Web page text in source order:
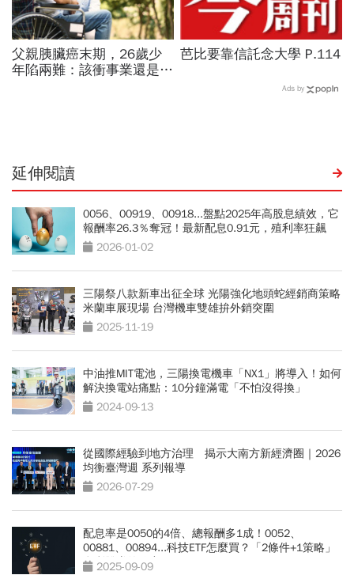
父親胰臟癌末期，26歲少
年陷兩難：該衝事業還是顧
芭比要靠信託念大學 P.114
Ads by
延伸閱讀
0056、00919、00918...盤點2025年高股息績效，它
報酬率26.3％奪冠！最新配息0.91元，殖利率狂飆
16％2026-01-02
三陽祭八款新車出征全球 光陽強化地頭蛇經銷商策略
米蘭車展現場 台灣機車雙雄拚外銷突圍
2025-11-19
中油推MIT電池，三陽換電機車「NX1」將導入！如何
解決換電站痛點：10分鐘滿電「不怕沒得換」
2024-09-13
從國際經驗到地方治理 揭示大南方新經濟圈｜2026
均衡臺灣週 系列報導
2026-07-29
配息率是0050的4倍、總報酬多1成！0052、
00881、00894...科技ETF怎麼買？「2條件+1策略」
息利雙賺的秘密
2025-09-09